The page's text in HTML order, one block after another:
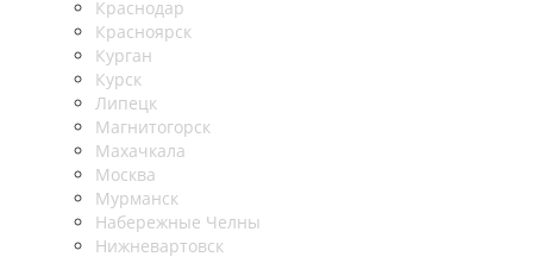
Краснодар
Красноярск
Курган
Курск
Липецк
Магнитогорск
Махачкала
Москва
Мурманск
Набережные Челны
Нижневартовск